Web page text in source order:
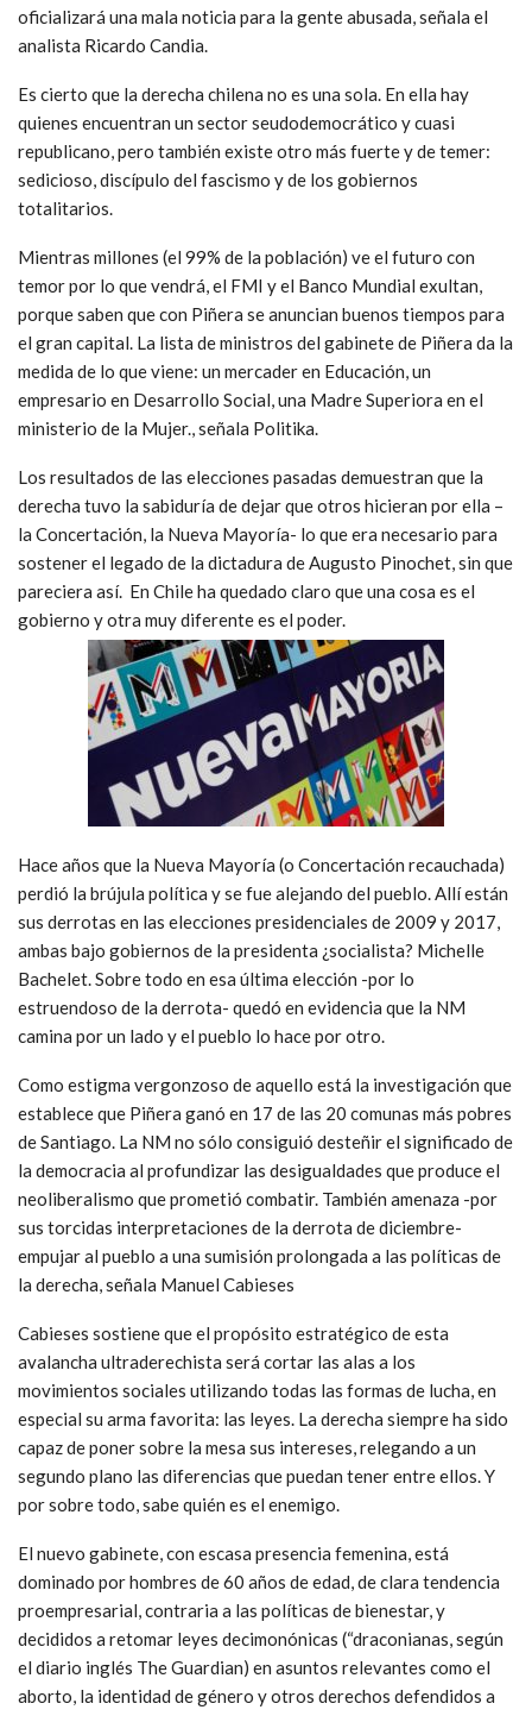
oficializará una mala noticia para la gente abusada, señala el
analista Ricardo Candia.
Es cierto que la derecha chilena no es una sola. En ella hay
quienes encuentran un sector seudodemocrático y cuasi
republicano, pero también existe otro más fuerte y de temer:
sedicioso, discípulo del fascismo y de los gobiernos
totalitarios.
Mientras millones (el 99% de la población) ve el futuro con
temor por lo que vendrá, el FMI y el Banco Mundial exultan,
porque saben que con Piñera se anuncian buenos tiempos para
el gran capital. La lista de ministros del gabinete de Piñera da la
medida de lo que viene: un mercader en Educación, un
empresario en Desarrollo Social, una Madre Superiora en el
ministerio de la Mujer., señala Politika.
Los resultados de las elecciones pasadas demuestran que la
derecha tuvo la sabiduría de dejar que otros hicieran por ella –
la Concertación, la Nueva Mayoría- lo que era necesario para
sostener el legado de la dictadura de Augusto Pinochet, sin que
pareciera así. En Chile ha quedado claro que una cosa es el
gobierno y otra muy diferente es el poder.
Hace años que la Nueva Mayoría (o Concertación recauchada)
perdió la brújula política y se fue alejando del pueblo. Allí están
sus derrotas en las elecciones presidenciales de 2009 y 2017,
ambas bajo gobiernos de la presidenta ¿socialista? Michelle
Bachelet. Sobre todo en esa última elección -por lo
estruendoso de la derrota- quedó en evidencia que la NM
camina por un lado y el pueblo lo hace por otro.
Como estigma vergonzoso de aquello está la investigación que
establece que Piñera ganó en 17 de las 20 comunas más pobres
de Santiago. La NM no sólo consiguió desteñir el significado de
la democracia al profundizar las desigualdades que produce el
neoliberalismo que prometió combatir. También amenaza -por
sus torcidas interpretaciones de la derrota de diciembre-
empujar al pueblo a una sumisión prolongada a las políticas de
la derecha, señala Manuel Cabieses
Cabieses sostiene que el propósito estratégico de esta
avalancha ultraderechista será cortar las alas a los
movimientos sociales utilizando todas las formas de lucha, en
especial su arma favorita: las leyes. La derecha siempre ha sido
capaz de poner sobre la mesa sus intereses, relegando a un
segundo plano las diferencias que puedan tener entre ellos. Y
por sobre todo, sabe quién es el enemigo.
El nuevo gabinete, con escasa presencia femenina, está
dominado por hombres de 60 años de edad, de clara tendencia
proempresarial, contraria a las políticas de bienestar, y
decididos a retomar leyes decimonónicas (“draconianas, según
el diario inglés The Guardian) en asuntos relevantes como el
aborto, la identidad de género y otros derechos defendidos a